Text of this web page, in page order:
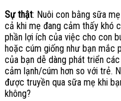
Sự thật: Nuôi con bằng sữa
cả khi mẹ đang cảm thấy khó
phần lợi ích của việc cho con
hoặc cúm giống như bạn mắc
của bạn dễ dàng phát triển
cảm lạnh/cúm hơn so với trẻ.
được truyền qua sữa mẹ khi
không?